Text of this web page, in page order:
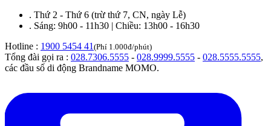
. Thứ 2 - Thứ 6 (trừ thứ 7, CN, ngày Lễ)
. Sáng: 9h00 - 11h30 | Chiều: 13h00 - 16h30
Hotline : 1900 5454 41 (Phí 1.000đ/phút)
Tổng đài gọi ra : 028.7306.5555 - 028.9999.5555 - 028.5555.5555,
các đầu số di động Brandname MOMO.